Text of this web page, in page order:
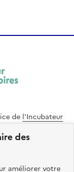
des
améliorer votre
de l'Incubateur
de ce site web
ce site est conçu